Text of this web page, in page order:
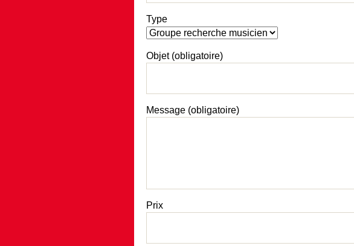
Type
Objet (obligatoire)
Message (obligatoire)
Prix